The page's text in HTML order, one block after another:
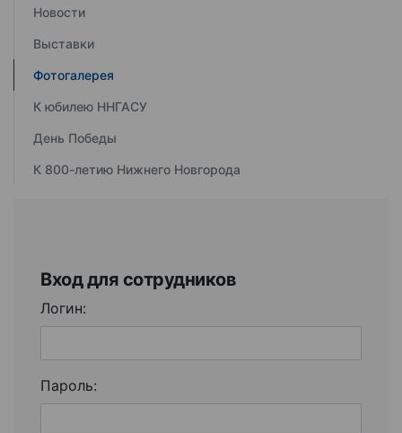
Новости
Выставки
Фотогалерея
К юбилею ННГАСУ
День Победы
К 800-летию Нижнего Новгорода
Вход для сотрудников
Логин:
Пароль: